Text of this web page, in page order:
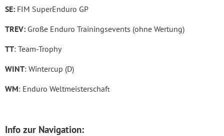
SE: FIM SuperEnduro GP
TREV: Große Enduro Trainingsevents (ohne Wertung)
TT: Team-Trophy
WINT: Wintercup (D)
WM: Enduro Weltmeisterschaft
Info zur Navigation: